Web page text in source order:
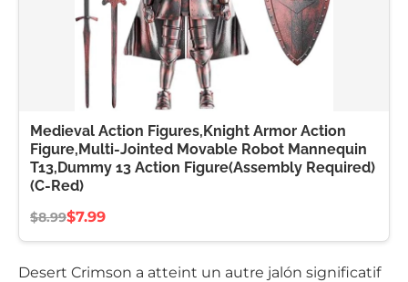
Medieval Action Figures,Knight Armor Action
Figure,Multi-Jointed Movable Robot Mannequin
T13,Dummy 13 Action Figure(Assembly Required)
(C-Red)
$8.99$7.99
Desert Crimson a atteint un autre jalón significatif